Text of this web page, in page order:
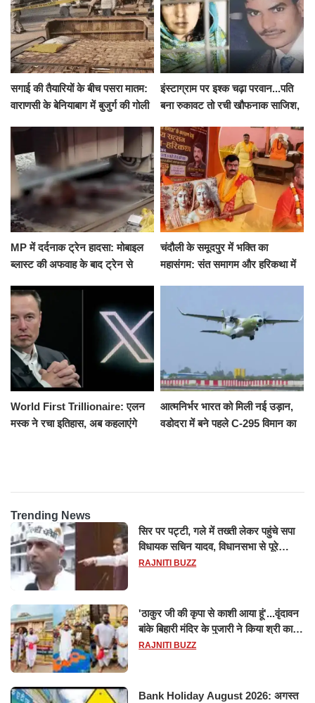
सगाई की तैयारियों के बीच पसरा मातम:
वाराणसी के बेनियाबाग में बुजुर्ग की गोली
इंस्टाग्राम पर इश्क चढ़ा परवान...पति
बना रुकावट तो रची खौफनाक साजिश,
के घाट
MP में दर्दनाक ट्रेन हादसा: मोबाइल
ब्लास्ट की अफवाह के बाद ट्रेन से
रौंदा, 4 की मौत
चंदौली के समूदपुर में भक्ति का
महासंगम: संत समागम और हरिकथा में
World First Trillionaire: एलन
मस्क ने रचा इतिहास, अब कहलाएंगे
आत्मनिर्भर भारत को मिली नई उड़ान,
वडोदरा में बने पहले C-295 विमान का
Trending News
सिर पर पट्टी, गले में तख्ती लेकर पहुंचे सपा
विधायक सचिन यादव, विधानसभा से पूरे
मानसून सत्र के लिए किया गया निलंबित
RAJNITI BUZZ
'ठाकुर जी की कृपा से काशी आया हूं'...वृंदावन
बांके बिहारी मंदिर के पुजारी ने किया श्री काशी
विश्वनाथ का जलाभिषेक
RAJNITI BUZZ
Bank Holiday August 2026: अगस्त